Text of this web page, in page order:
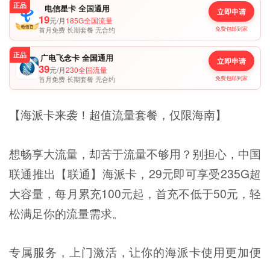
正品 电信星卡 全国通用
19元/月185G全国流量
首月免费 长期套餐 无合约
立即申请
免费包邮到家
正品 广电飞念卡 全国通用
39元/月230全国流量
首月免费 长期套餐 无合约
立即申请
免费包邮到家
【海派卡来袭！超值流量套餐，仅限海南】
想畅享大流量，却苦于流量不够用？别担心，中国
联通推出【联通】海派卡，29元即可享受235G超
大容量，每月累充100元起，首充不低于50元，轻
松满足你的流量需求。
专属服务，上门激活，让你的海派卡使用更加便